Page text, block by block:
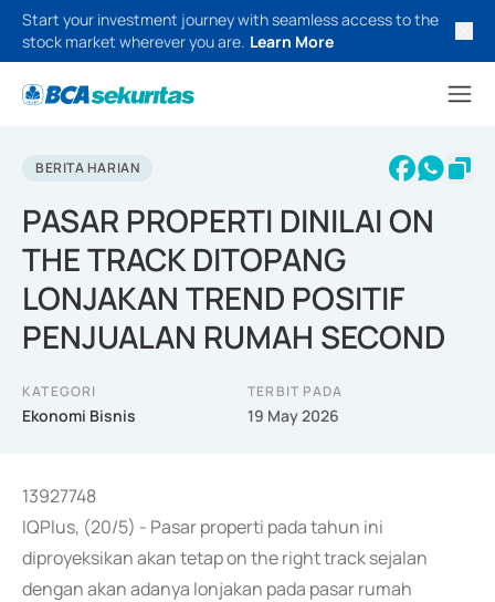
Start your investment journey with seamless access to the
stock market wherever you are. Learn More
BERITA HARIAN
PASAR PROPERTI DINILAI ON
THE TRACK DITOPANG
LONJAKAN TREND POSITIF
PENJUALAN RUMAH SECOND
KATEGORI
Ekonomi Bisnis
TERBIT PADA
19 May 2026
13927748
IQPlus, (20/5) - Pasar properti pada tahun ini
diproyeksikan akan tetap on the right track sejalan
dengan akan adanya lonjakan pada pasar rumah